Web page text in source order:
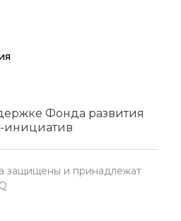
Фонда развития
инициатив
защищены и принадлежат